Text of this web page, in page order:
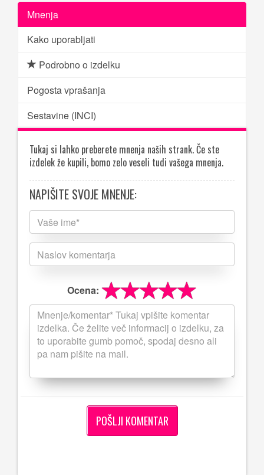
Mnenja
Kako uporabljati
Podrobno o izdelku
Pogosta vprašanja
Sestavine (INCI)
Tukaj si lahko preberete mnenja naših strank. Če ste
izdelek že kupili, bomo zelo veseli tudi vašega mnenja.
NAPIŠITE SVOJE MNENJE:
Ocena: